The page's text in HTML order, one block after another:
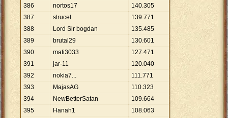
386
nortos17 140.305
387
strucel 139.771
388
Lord Sir bogdan 135.485
389
brutal29 130.601
390
mati3033 127.471
391
jar-11 120.040
392
nokia7... 111.771
393
MajasAG 110.323
394
NewBetterSatan 109.664
395
Hanah1 108.063